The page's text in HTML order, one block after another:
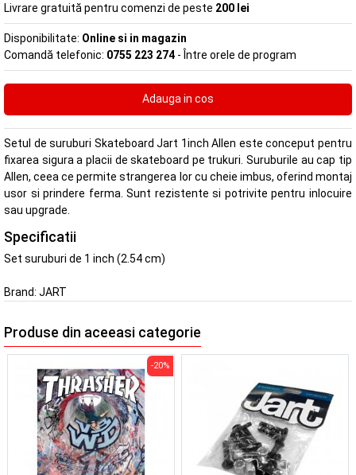
Livrare gratuită pentru comenzi de peste 200 lei
Disponibilitate: Online si in magazin
Comandă telefonic: 0755 223 274 - Între orele de program
Setul de suruburi Skateboard Jart 1inch Allen este conceput pentru
fixarea sigura a placii de skateboard pe trukuri. Suruburile au cap tip
Allen, ceea ce permite strangerea lor cu cheie imbus, oferind montaj
usor si prindere ferma. Sunt rezistente si potrivite pentru inlocuire
sau upgrade.
Specificatii
Set suruburi de 1 inch (2.54 cm)
Brand: JART
Produse din aceeasi categorie
-20%